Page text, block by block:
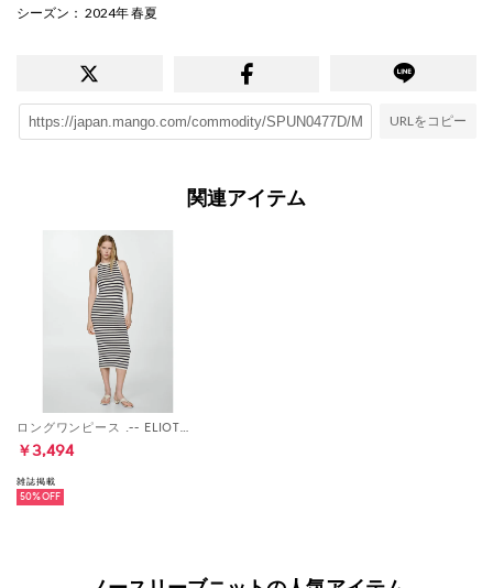
シーズン ： 2024年 春夏
URLをコピー
関連アイテム
ロングワンピース .-- ELIOT （ネイビーブルー）
￥3,494
雑誌掲載
50%